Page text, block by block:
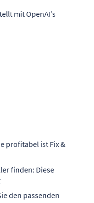
mit OpenAI’s
profitabel ist Fix &
finden: Diese
den passenden